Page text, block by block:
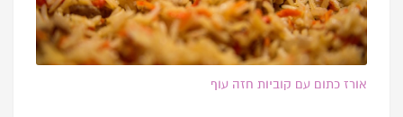
אורז כתום עם קוביות חזה עוף